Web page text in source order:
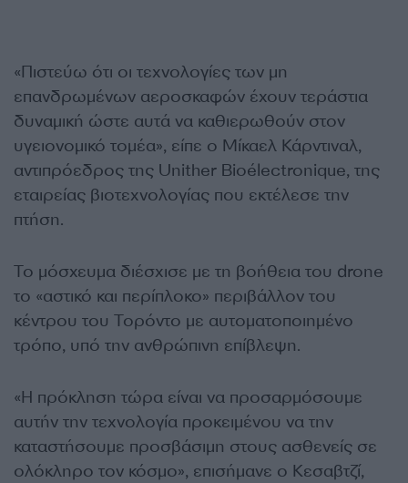
«Πιστεύω ότι οι τεχνολογίες των μη
επανδρωμένων αεροσκαφών έχουν τεράστια
δυναμική ώστε αυτά να καθιερωθούν στον
υγειονομικό τομέα», είπε ο Μίκαελ Κάρντιναλ,
αντιπρόεδρος της Unither Bioélectronique, της
εταιρείας βιοτεχνολογίας που εκτέλεσε την
πτήση.
Το μόσχευμα διέσχισε με τη βοήθεια του drone
το «αστικό και περίπλοκο» περιβάλλον του
κέντρου του Τορόντο με αυτοματοποιημένο
τρόπο, υπό την ανθρώπινη επίβλεψη.
«Η πρόκληση τώρα είναι να προσαρμόσουμε
αυτήν την τεχνολογία προκειμένου να την
καταστήσουμε προσβάσιμη στους ασθενείς σε
ολόκληρο τον κόσμο», επισήμανε ο Κεσαβτζί,